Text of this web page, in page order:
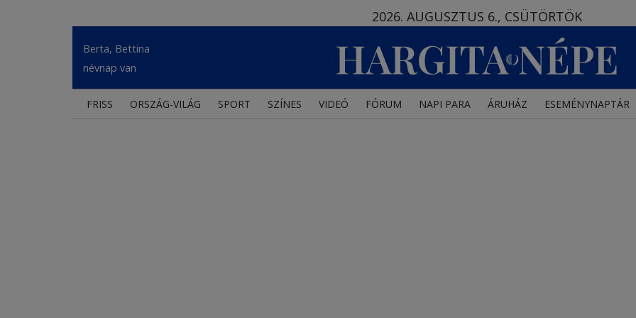
2026. AUGUSZTUS 6., CSÜTÖRTÖK
Berta, Bettina
névnap van
FRISS ORSZÁG-VILÁG SPORT SZÍNES VIDEÓ FÓRUM NAPI PARA ÁRUHÁZ ESEMÉNYNAPTÁR